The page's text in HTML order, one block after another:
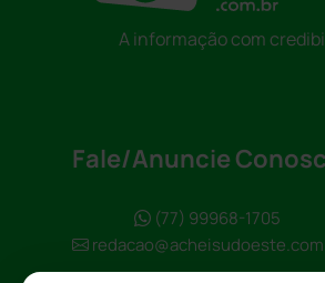
A informação com
Fale/Anuncie
(77) 99968-1705